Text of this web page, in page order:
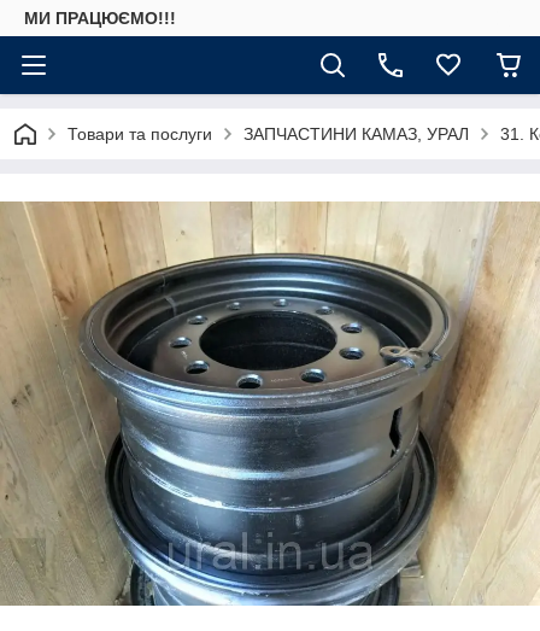
МИ ПРАЦЮЄМО!!!
Товари та послуги ЗАПЧАСТИНИ КАМАЗ, УРАЛ 31.